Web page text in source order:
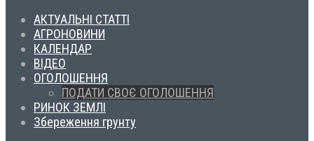
АКТУАЛЬНІ СТАТТІ
АГРОНОВИНИ
КАЛЕНДАР
ВІДЕО
ОГОЛОШЕННЯ
ПОДАТИ СВОЄ ОГОЛОШЕННЯ
РИНОК ЗЕМЛІ
Збереження грунту